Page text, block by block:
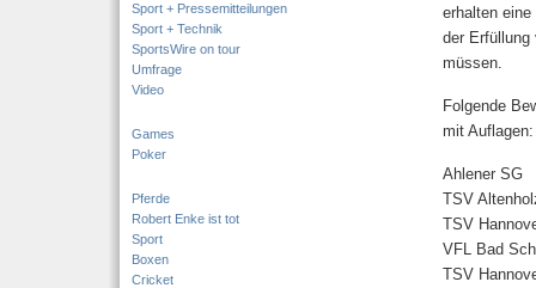
Sport + Pressemitteilungen
Sport + Technik
SportsWire on tour
Umfrage
Video
Games
Poker
Pferde
Robert Enke ist tot
Sport
Boxen
Cricket
erhalten
der Erfüllung
müssen.
Folgende
mit Auflagen:
Ahlener SG
TSV
TSV
VFL Bad
TSV